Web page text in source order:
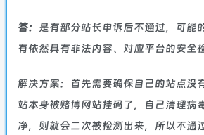
答： 是有部分站长申诉后不通过，可能
有依然具有非法内容、对应平台的安全
解决方案：首先需要确保自己的站点没
站本身被赌博网站挂码了，自己清理病
净，则就会二次被检测出来，所以不通